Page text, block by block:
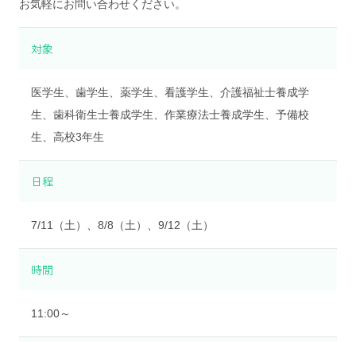
お気軽にお問い合わせください。
対象
医学生、歯学生、薬学生、看護学生、介護福祉士養成学
生、歯科衛生士養成学生、作業療法士養成学生、予備校
生、高校3年生
日程
7/11（土）、8/8（土）、9/12（土）
時間
11:00～